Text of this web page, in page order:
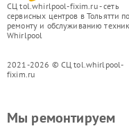
СЦ tol.whirlpool-fixim.ru - сеть
сервисных центров в Тольятти по
ремонту и обслуживанию
Whirlpool
2021-2026 © СЦ tol.whirlpool-
fixim.ru
Мы ремонтируем